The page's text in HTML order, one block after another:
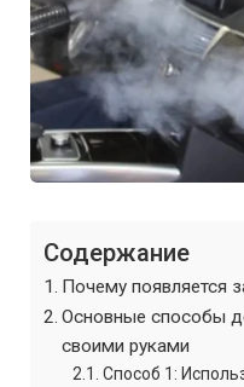
Содержание
Почему появляется
Основные способы
своими руками
Способ 1: